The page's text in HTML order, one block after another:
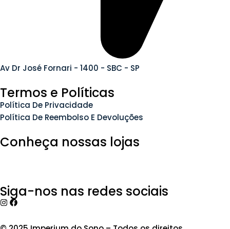
Av Dr José Fornari - 1400 - SBC - SP
Termos e Políticas
Política De Privacidade
Política De Reembolso E Devoluções
Conheça nossas lojas
Siga-nos nas redes sociais